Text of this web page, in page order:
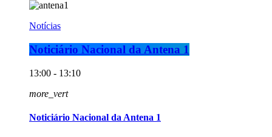
Notícias
Noticiário Nacional da Antena 1
13:00 - 13:10
more_vert
Noticiário Nacional da Antena 1